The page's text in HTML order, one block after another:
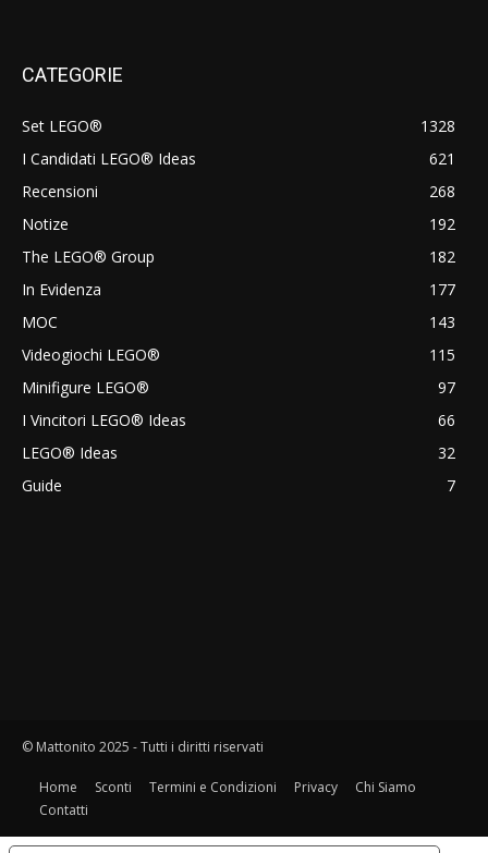
CATEGORIE
Set LEGO®
1328
I Candidati LEGO® Ideas
621
Recensioni
268
Notize
192
The LEGO® Group
182
In Evidenza
177
MOC
143
Videogiochi LEGO®
115
Minifigure LEGO®
97
I Vincitori LEGO® Ideas
66
LEGO® Ideas
32
Guide
7
© Mattonito 2025 - Tutti i diritti riservati
Home Sconti Termini e Condizioni Privacy
Chi Siamo
Contatti